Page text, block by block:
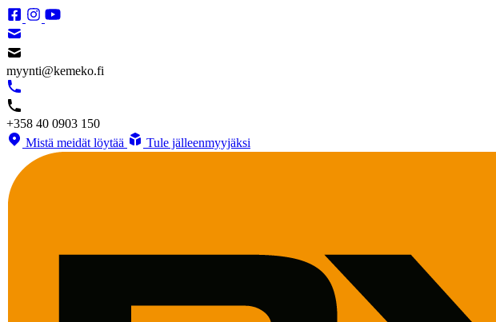
myynti@kemeko.fi
+358 40 0903 150
Mistä meidät löytää
Tule jälleenmyyjäksi